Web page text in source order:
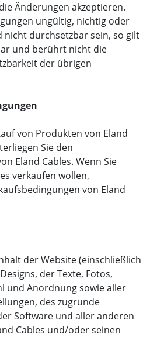
Änderungen akzeptieren.
ungültig, nichtig oder
nicht durchsetzbar sein, so gilt
und berührt nicht die
der übrigen
von Produkten von Eland
Sie den
Eland Cables. Wenn Sie
verkaufen wollen,
von Eland
der Website (einschließlich
der Texte, Fotos,
und Anordnung sowie aller
des zugrunde
Software und aller anderen
Cables und/oder seinen